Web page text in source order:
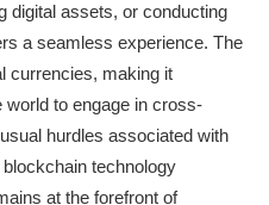
digital assets, or conducting
a seamless experience. The
currencies, making it
to engage in cross-
hurdles associated with
technology
at the forefront of